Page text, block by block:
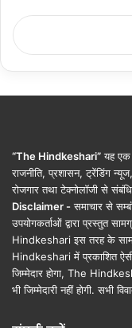
“The Hindkeshari”यह एक
राजनीति, प्रशासन, ट्रेंडिंग
रोजगार तथा टेक्नोलॉजी से
Disclaimer - समाचार से
उपयोगकर्ताओं द्वारा प्रस्तुत
Hindkeshari इस तरह के
Hindkeshari में प्रकाशित
जिम्मेदार होगा, The
भी जिम्मेदारी नहीं होगी. सभी